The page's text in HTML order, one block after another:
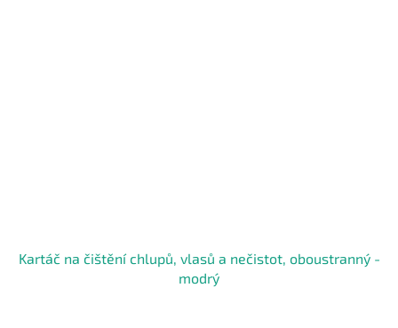
Kartáč na čištění chlupů, vlasů a nečistot, oboustranný -
modrý